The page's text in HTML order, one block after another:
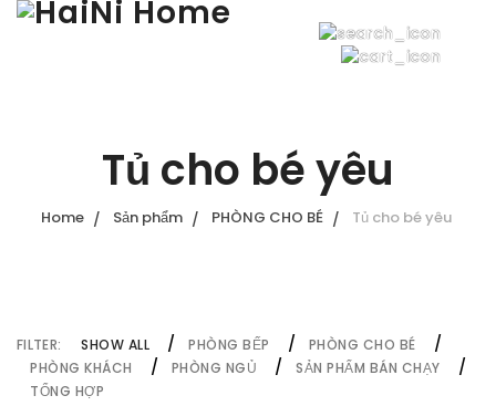
Tủ cho bé yêu
Home Sản phẩm PHÒNG CHO BÉ Tủ cho bé yêu
FILTER: SHOW ALL PHÒNG BẾP
PHÒNG CHO BÉ
PHÒNG KHÁCH
PHÒNG NGỦ
SẢN PHẨM BÁN CHẠY
TỔNG HỢP